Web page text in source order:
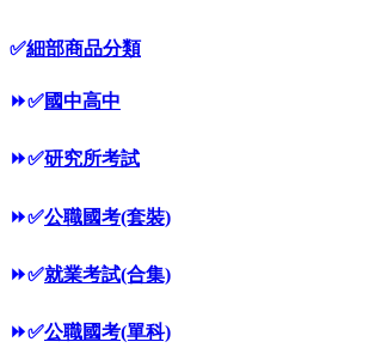
✅細部商品分類
⏩✅國中高中
⏩✅研究所考試
⏩✅公職國考(套裝)
⏩✅就業考試(合集)
⏩✅公職國考(單科)